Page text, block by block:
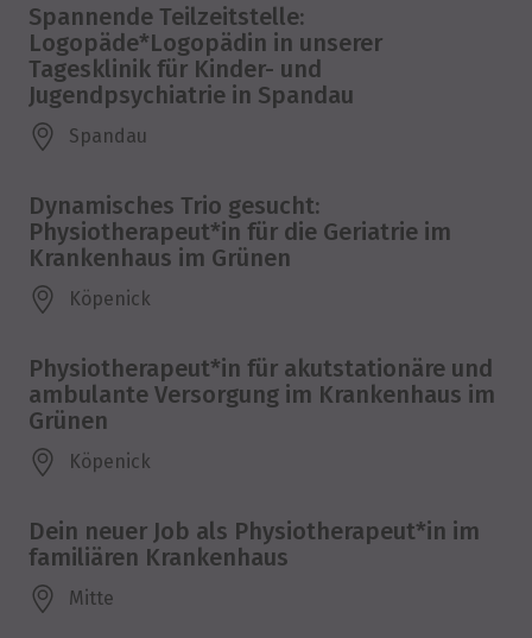
Spannende Teilzeitstelle:
Logopäde*Logopädin in unserer
Tagesklinik für Kinder- und
Jugendpsychiatrie in Spandau
Spandau
Dynamisches Trio gesucht:
Physiotherapeut*in für die Geriatrie im
Krankenhaus im Grünen
Köpenick
Physiotherapeut*in für akutstationäre und
ambulante Versorgung im Krankenhaus im
Grünen
Köpenick
Dein neuer Job als Physiotherapeut*in im
familiären Krankenhaus
Mitte